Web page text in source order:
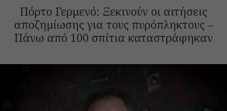
Πόρτο Γερμενό: Ξεκινούν οι αιτήσεις
αποζημίωσης για τους πυρόπληκτους –
Πάνω από 100 σπίτια καταστράφηκαν